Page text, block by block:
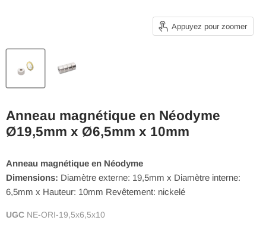
Appuyez pour zoomer
Anneau magnétique en Néodyme
Ø19,5mm x Ø6,5mm x 10mm
Anneau magnétique en Néodyme
Dimensions: Diamètre externe: 19,5mm x Diamètre interne:
6,5mm x Hauteur: 10mm Revêtement: nickelé
UGC NE-ORI-19,5x6,5x10